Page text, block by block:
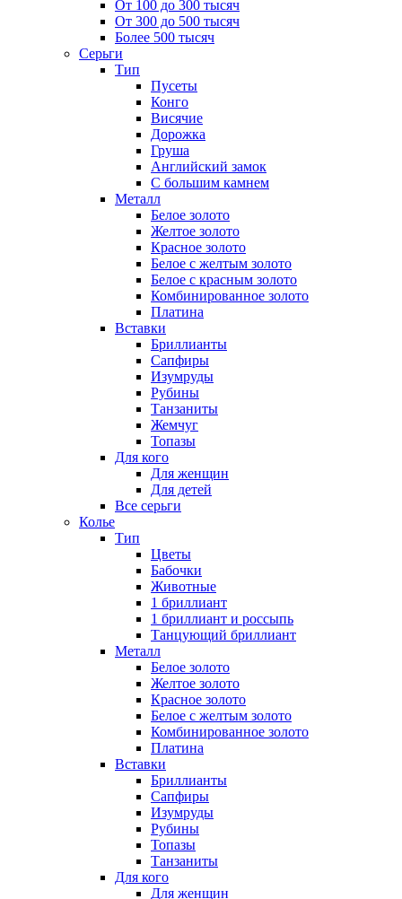
От 100 до 300 тысяч
От 300 до 500 тысяч
Более 500 тысяч
Серьги
Тип
Пусеты
Конго
Висячие
Дорожка
Груша
Английский замок
С большим камнем
Металл
Белое золото
Желтое золото
Красное золото
Белое с желтым золото
Белое с красным золото
Комбинированное золото
Платина
Вставки
Бриллианты
Сапфиры
Изумруды
Рубины
Танзаниты
Жемчуг
Топазы
Для кого
Для женщин
Для детей
Все серьги
Колье
Тип
Цветы
Бабочки
Животные
1 бриллиант
1 бриллиант и россыпь
Танцующий бриллиант
Металл
Белое золото
Желтое золото
Красное золото
Белое с желтым золото
Комбинированное золото
Платина
Вставки
Бриллианты
Сапфиры
Изумруды
Рубины
Топазы
Танзаниты
Для кого
Для женщин